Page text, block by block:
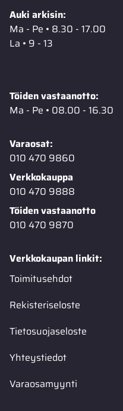
Auki arkisin:
Ma - Pe • 8.30 - 17.00
La • 9 - 13
Töiden vastaanotto:
Ma - Pe • 08.00 - 16.30
Varaosat:
010 470 9860
Verkkokauppa
010 470 9888
Töiden vastaanotto
010 470 9870
Verkkokaupan linkit:
Toimitusehdot
Rekisteriseloste
Tietosuojaseloste
Yhteystiedot
Varaosamyynti